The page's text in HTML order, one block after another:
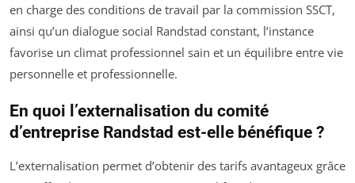
en charge des conditions de travail par la commission SSCT,
ainsi qu’un dialogue social Randstad constant, l’instance
favorise un climat professionnel sain et un équilibre entre vie
personnelle et professionnelle.
En quoi l’externalisation du comité
d’entreprise Randstad est-elle bénéfique ?
L’externalisation permet d’obtenir des tarifs avantageux grâce